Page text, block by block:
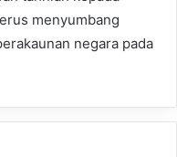
menyumbang
negara pada